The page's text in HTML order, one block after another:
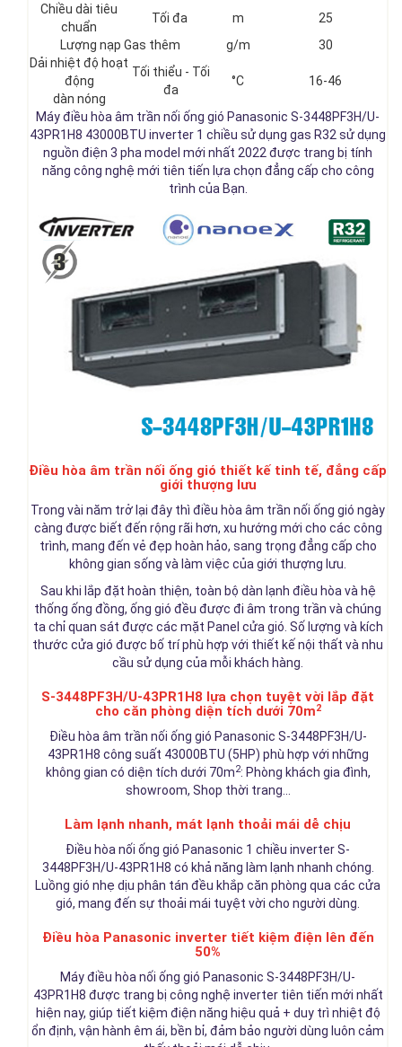
Chiều dài tiêu
chuẩn
Tối đa m
25
Lượng nạp Gas thêm
g/m
30
Dải nhiệt độ hoạt
động
dàn nóng
Tối thiểu - Tối
đa
°C 16-46
Máy điều hòa âm trần nối ống gió Panasonic S-3448PF3H/U-
43PR1H8 43000BTU inverter 1 chiều sử dụng gas R32 sử dụng
nguồn điện 3 pha model mới nhất 2022 được trang bị tính
năng công nghệ mới tiên tiến lựa chọn đẳng cấp cho công
trình của Bạn.
Điều hòa âm trần nối ống gió thiết kế tinh tế, đẳng cấp
giới thượng lưu
Trong vài năm trở lại đây thì điều hòa âm trần nối ống gió ngày
càng được biết đến rộng rãi hơn, xu hướng mới cho các công
trình, mang đến vẻ đẹp hoàn hảo, sang trọng đẳng cấp cho
không gian sống và làm việc của giới thượng lưu.
Sau khi lắp đặt hoàn thiện, toàn bộ dàn lạnh điều hòa và hệ
thống ống đồng, ống gió đều được đi âm trong trần và chúng
ta chỉ quan sát được các mặt Panel cửa gió. Số lượng và kích
thước cửa gió được bố trí phù hợp với thiết kế nội thất và nhu
cầu sử dụng của mỗi khách hàng.
S-3448PF3H/U-43PR1H8 lựa chọn tuyệt vời lắp đặt
cho căn phòng diện tích dưới 70m2
Điều hòa âm trần nối ống gió Panasonic S-3448PF3H/U-
43PR1H8 công suất 43000BTU (5HP) phù hợp với những
không gian có diện tích dưới 70m2: Phòng khách gia đình,
showroom, Shop thời trang...
Làm lạnh nhanh, mát lạnh thoải mái dễ chịu
Điều hòa nối ống gió Panasonic 1 chiều inverter S-
3448PF3H/U-43PR1H8 có khả năng làm lạnh nhanh chóng.
Luồng gió nhẹ dịu phân tán đều khắp căn phòng qua các cửa
gió, mang đến sự thoải mái tuyệt vời cho người dùng.
Điều hòa Panasonic inverter tiết kiệm điện lên đến
50%
Máy điều hòa nối ống gió Panasonic S-3448PF3H/U-
43PR1H8 được trang bị công nghệ inverter tiên tiến mới nhất
hiện nay, giúp tiết kiệm điện năng hiệu quả + duy trì nhiệt độ
ổn định, vận hành êm ái, bền bỉ, đảm bảo người dùng luôn cảm